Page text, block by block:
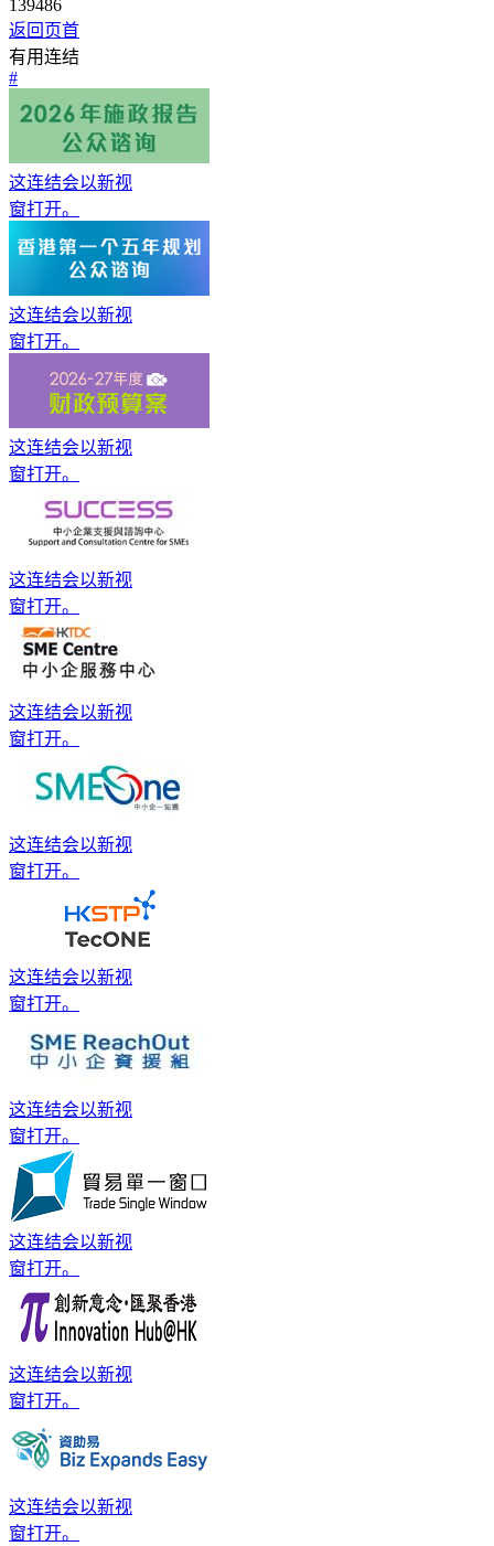
139486
返回页首
有用连结
#
这连结会以新视
窗打开。
这连结会以新视
窗打开。
这连结会以新视
窗打开。
这连结会以新视
窗打开。
这连结会以新视
窗打开。
这连结会以新视
窗打开。
这连结会以新视
窗打开。
这连结会以新视
窗打开。
这连结会以新视
窗打开。
这连结会以新视
窗打开。
这连结会以新视
窗打开。